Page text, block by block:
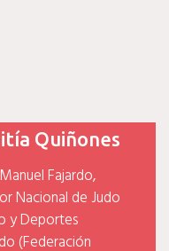
Quiñones
Fajardo,
Nacional de Judo
y Deportes
(Federación